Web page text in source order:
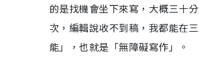
的是找機會坐下來寫，大概三十
次，編輯說收不到稿，我都能在
能」，也就是「無障礙寫作」。